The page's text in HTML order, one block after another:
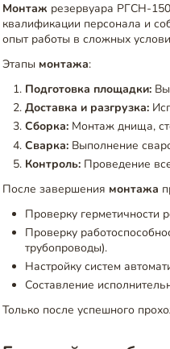
Монтаж резервуара РГСН-
квалификации персонала и
опыт работы в сложных
Этапы монтажа:
Подготовка площадки:
Доставка и разгрузка:
Сборка: Монтаж днища,
Сварка: Выполнение
Контроль: Проведение
После завершения монтажа
Проверку герметичности
Проверку
трубопроводы).
Настройку систем
Составление
Только после успешного